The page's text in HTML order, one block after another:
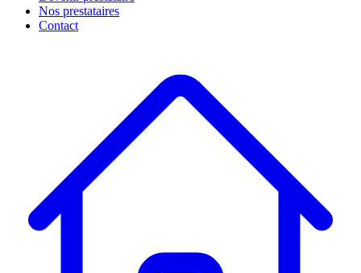
Nos prestataires
Contact